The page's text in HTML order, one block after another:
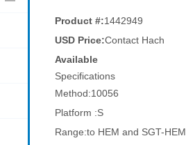
Product #:1442949
USD Price:Contact Hach
Available
Specifications
Method:10056
Platform :S
Range:to HEM and SGT-HEM